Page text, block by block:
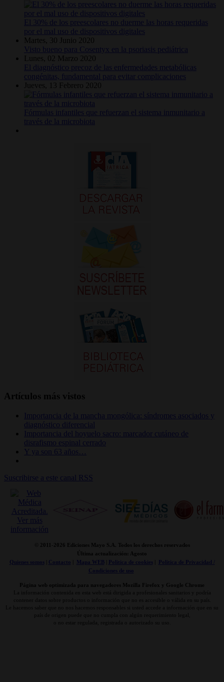
El 30% de los preescolares no duerme las horas requeridas
por el mal uso de dispositivos digitales
Martes, 30 Junio 2020
Visto bueno para Cosentyx en la psoriasis pediátrica
Lunes, 02 Marzo 2020
El diagnóstico precoz de las enfermedades metabólicas
congénitas, fundamental para evitar complicaciones
Jueves, 13 Febrero 2020
Fórmulas infantiles que refuerzan el sistema inmunitario a
través de la microbiota
Artículos más vistos
Importancia de la mancha mongólica: síndromes asociados y
diagnóstico diferencial
Importancia del hoyuelo sacro: marcador cutáneo de
disrafismo espinal cerrado
Y ya son 63 años…
Suscribirse a este canal RSS
© 2011- 2026 Ediciones Mayo S.A. Todos los derechos reservados
Última actualización: Agosto
Quienes somos| Contacto Mapa WEB| Politica de cookies|
Politica de Privacidad /
Condiciones de uso
Página web optimizada para navegadores Mozilla Firefox y Google Chrome
La información contenida en esta web está dirigida a profesionales sanitarios y podría
contener datos sobre productos o información que no es accesible o válida en su país.
Le hacemos saber que no nos hacemos responsables si usted accede a información que en su
país de origen puede que no cumpla con algún requerimiento legal,
o no estar regulada, registrada o autorizado su uso.